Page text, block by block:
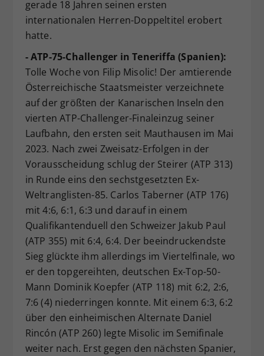
gerade 18 Jahren seinen ersten
internationalen Herren-Doppeltitel erobert
hatte.
- ATP-75-Challenger in Teneriffa (Spanien):
Tolle Woche von Filip Misolic! Der amtierende
Österreichische Staatsmeister verzeichnete
auf der größten der Kanarischen Inseln den
vierten ATP-Challenger-Finaleinzug seiner
Laufbahn, den ersten seit Mauthausen im Mai
2023. Nach zwei Zweisatz-Erfolgen in der
Vorausscheidung schlug der Steirer (ATP 313)
in Runde eins den sechstgesetzten Ex-
Weltranglisten-85. Carlos Taberner (ATP 176)
mit 4:6, 6:1, 6:3 und darauf in einem
Qualifikantenduell den Schweizer Jakub Paul
(ATP 355) mit 6:4, 6:4. Der beeindruckendste
Sieg glückte ihm allerdings im Viertelfinale, wo
er den topgereihten, deutschen Ex-Top-50-
Mann Dominik Koepfer (ATP 118) mit 6:2, 2:6,
7:6 (4) niederringen konnte. Mit einem 6:3, 6:2
über den einheimischen Alternate Daniel
Rincón (ATP 260) legte Misolic im Semifinale
weiter nach. Erst gegen den nächsten Spanier,